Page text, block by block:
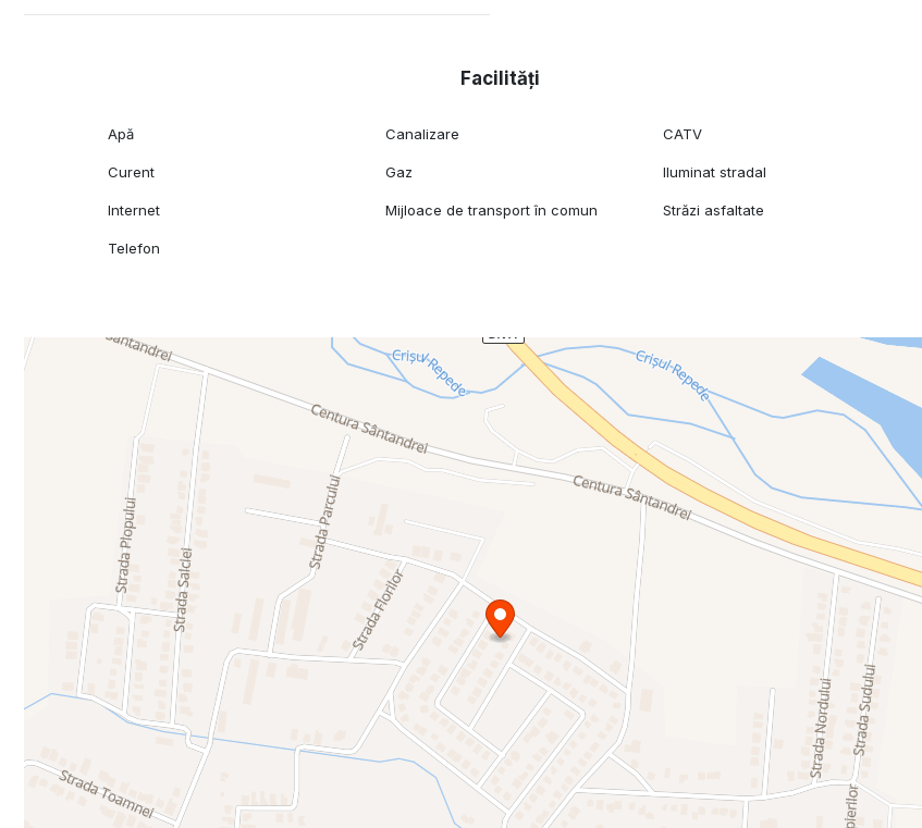
Facilități
Apă Canalizare CATV
Curent Gaz Iluminat stradal
Internet Mijloace de transport în comun Străzi asfaltate
Telefon